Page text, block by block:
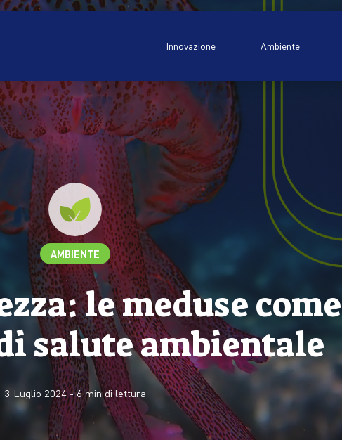
Innovazione Ambiente
AMBIENTE
le meduse come
salute ambientale
3 Luglio 2024-6min di lettura